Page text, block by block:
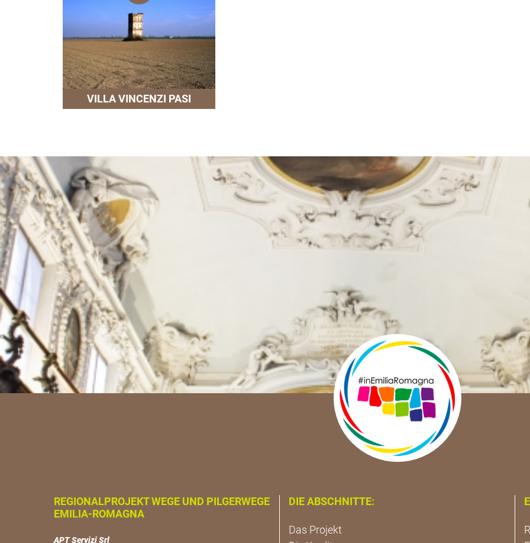
VILLA VINCENZI PASI
REGIONALPROJEKT WEGE UND PILGERWEGE
EMILIA-ROMAGNA
APT Servizi Srl
DIE ABSCHNITTE:
Das Projekt